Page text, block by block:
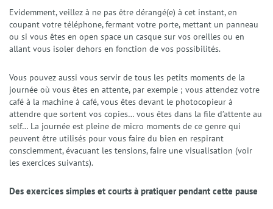
Accueil
Qui suis-je ?
Présentation
Mon accompagnement
Evidemment, veillez à ne pas être dérangé(e) à cet instant, en
coupant votre téléphone, fermant votre porte, mettant un panneau
ou si vous êtes en open space un casque sur vos oreilles ou en
allant vous isoler dehors en fonction de vos possibilités.
Vous pouvez aussi vous servir de tous les petits moments de la
journée où vous êtes en attente, par exemple ; vous attendez votre
café à la machine à café, vous êtes devant le photocopieur à
attendre que sortent vos copies… vous êtes dans la file d’attente au
self… La journée est pleine de micro moments de ce genre qui
peuvent être utilisés pour vous faire du bien en respirant
consciemment, évacuant les tensions, faire une visualisation (voir
les exercices suivants).
Des exercices simples et courts à pratiquer pendant cette pause